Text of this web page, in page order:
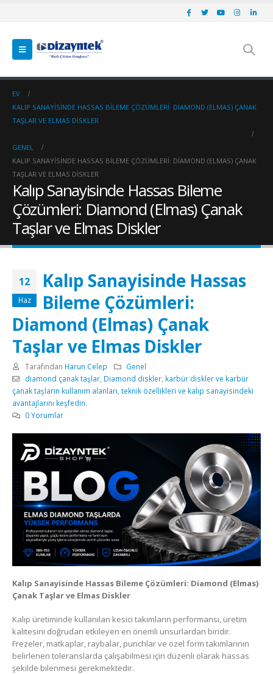
EV
KALIP SANAYISINDE HASSAS BILEME ÇÖZÜMLERI: DIAMOND (ELMAS) ÇANAK
TAŞLAR VE ELMAS DISKLER
GENEL
KALIP SANAYISINDE HASSAS BILEME ÇÖZÜMLERI: DIAMOND (ELMAS) ÇANAK
TAŞLAR VE ELMAS DISKLER
Kalıp Sanayisinde Hassas Bileme
Çözümleri: Diamond (Elmas) Çanak
Taşlar ve Elmas Diskler
12
Haz
Kalıp Sanayisinde Hassas
Bileme Çözümleri:
Diamond (Elmas) Çanak
Taşlar ve Elmas Diskler
Tarafından Harun Celep
Genel
diamond çanak taşlar, Diamond diskler, karbür diskler ve karbür
çanak taşların kullanım alanları teknik özellikleri ve kalıp sanayisindeki
avantajlarını keşfedin.
0 Yorumlar
Kalıp Sanayisinde Hassas Bileme Çözümleri: Diamond (Elmas)
Çanak Taşlar ve Elmas Diskler
Kalıp üretiminde kullanılan kesici takımların performansı, üretim
kalitesini doğrudan etkileyen en önemli unsurlardan biridir.
Frezeler, matkaplar, raybalar, punchlar ve özel form takımlarının
belirlenen toleranslarda çalışabilmesi için düzenli olarak hassas
şekilde bilenmesi gerekmektedir.